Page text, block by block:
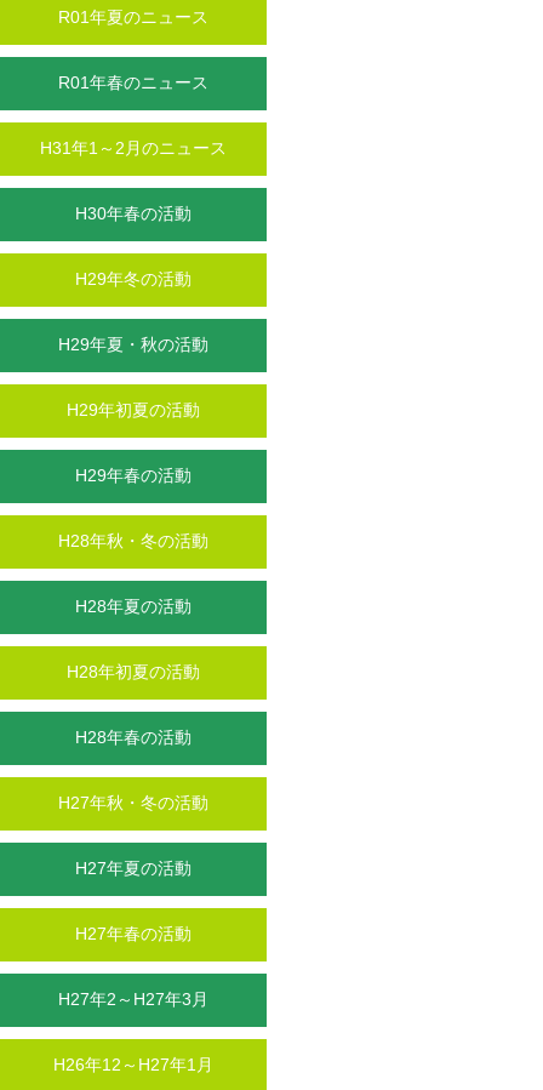
R01年夏のニュース
R01年春のニュース
H31年1～2月のニュース
H30年春の活動
H29年冬の活動
H29年夏・秋の活動
H29年初夏の活動
H29年春の活動
H28年秋・冬の活動
H28年夏の活動
H28年初夏の活動
H28年春の活動
H27年秋・冬の活動
H27年夏の活動
H27年春の活動
H27年2～H27年3月
H26年12～H27年1月